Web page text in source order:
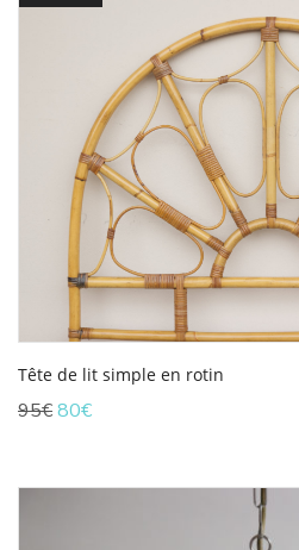
Tête de lit simple en rotin
95€Le
était :
80€Le
est :